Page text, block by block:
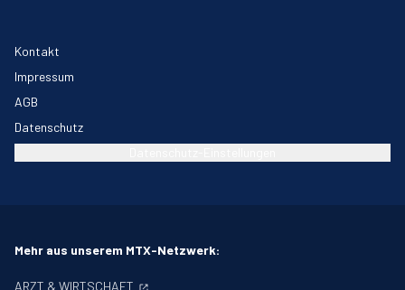
Kontakt
Impressum
AGB
Datenschutz
Mehr aus unserem MTX-Netzwerk:
ARZT & WIRTSCHAFT